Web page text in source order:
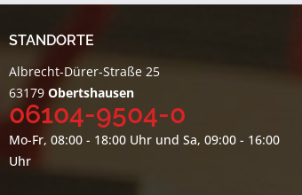
STANDORTE
Albrecht-Dürer-Straße 25
63179 Obertshausen
06104-9504-0
Mo-Fr, 08:00 - 18:00 Uhr und Sa, 09:00 - 16:00
Uhr